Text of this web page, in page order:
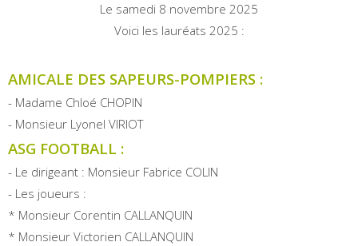
Le samedi 8 novembre 2025
Voici les lauréats 2025 :
AMICALE DES SAPEURS-POMPIERS :
- Madame Chloé CHOPIN
- Monsieur Lyonel VIRIOT
ASG FOOTBALL :
- Le dirigeant : Monsieur Fabrice COLIN
- Les joueurs :
* Monsieur Corentin CALLANQUIN
* Monsieur Victorien CALLANQUIN